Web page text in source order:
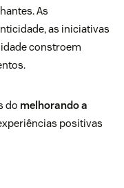
As
as iniciativas
constroem
do melhorando a
positivas